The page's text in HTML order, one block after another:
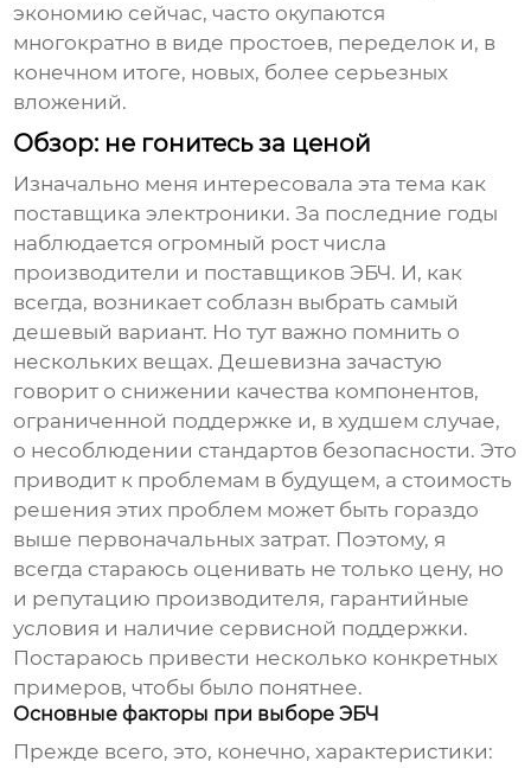
экономию сейчас, часто окупаются
многократно в виде простоев, переделок и, в
конечном итоге, новых, более серьезных
вложений.
Обзор: не гонитесь за ценой
Изначально меня интересовала эта тема как
поставщика электроники. За последние годы
наблюдается огромный рост числа
производители и поставщиков ЭБЧ. И, как
всегда, возникает соблазн выбрать самый
дешевый вариант. Но тут важно помнить о
нескольких вещах. Дешевизна зачастую
говорит о снижении качества компонентов,
ограниченной поддержке и, в худшем случае,
о несоблюдении стандартов безопасности. Это
приводит к проблемам в будущем, а стоимость
решения этих проблем может быть гораздо
выше первоначальных затрат. Поэтому, я
всегда стараюсь оценивать не только цену, но
и репутацию производителя, гарантийные
условия и наличие сервисной поддержки.
Постараюсь привести несколько конкретных
примеров, чтобы было понятнее.
Основные факторы при выборе ЭБЧ
Прежде всего, это, конечно, характеристики: